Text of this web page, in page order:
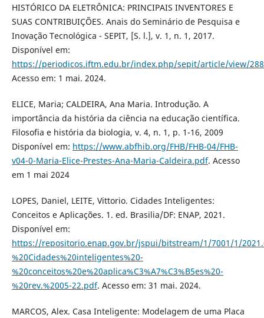
HISTÓRICO DA ELETRÔNICA: PRINCIPAIS INVENTORES E
SUAS CONTRIBUIÇÕES. Anais do Seminário de Pesquisa e
Inovação Tecnológica - SEPIT, [S. l.], v. 1, n. 1, 2017.
Disponível em:
https://periodicos.iftm.edu.br/index.php/sepit/article/view/288
Acesso em: 1 mai. 2024.
ELICE, Maria; CALDEIRA, Ana Maria. Introdução. A
importância da história da ciência na educação científica.
Filosofia e história da biologia, v. 4, n. 1, p. 1-16, 2009
Disponível em: https://www.abfhib.org/FHB/FHB-04/FHB-
v04-0-Maria-Elice-Prestes-Ana-Maria-Caldeira.pdf. Acesso
em 1 mai 2024
LOPES, Daniel, LEITE, Vittorio. Cidades Inteligentes:
Conceitos e Aplicações. 1. ed. Brasilia/DF: ENAP, 2021.
Disponível em:
https://repositorio.enap.gov.br/jspui/bitstream/1/7001/1/
%20Cidades%20inteligentes%20-
%20conceitos%20e%20aplica%C3%A7%C3%B5es%20-
%20rev.%2005-22.pdf. Acesso em: 31 mai. 2024.
MARCOS, Alex. Casa Inteligente: Modelagem de uma Placa